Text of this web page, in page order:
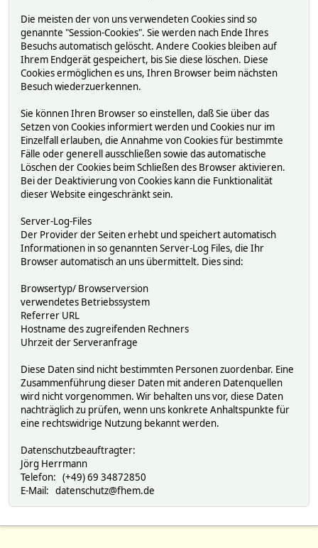
Die meisten der von uns verwendeten Cookies sind so
genannte "Session-Cookies". Sie werden nach Ende Ihres
Besuchs automatisch gelöscht. Andere Cookies bleiben auf
Ihrem Endgerät gespeichert, bis Sie diese löschen. Diese
Cookies ermöglichen es uns, Ihren Browser beim nächsten
Besuch wiederzuerkennen.
Sie können Ihren Browser so einstellen, daß Sie über das
Setzen von Cookies informiert werden und Cookies nur im
Einzelfall erlauben, die Annahme von Cookies für bestimmte
Fälle oder generell ausschließen sowie das automatische
Löschen der Cookies beim Schließen des Browser aktivieren.
Bei der Deaktivierung von Cookies kann die Funktionalität
dieser Website eingeschränkt sein.
Server-Log-Files
Der Provider der Seiten erhebt und speichert automatisch
Informationen in so genannten Server-Log Files, die Ihr
Browser automatisch an uns übermittelt. Dies sind:
Browsertyp/ Browserversion
verwendetes Betriebssystem
Referrer URL
Hostname des zugreifenden Rechners
Uhrzeit der Serveranfrage
Diese Daten sind nicht bestimmten Personen zuordenbar. Eine
Zusammenführung dieser Daten mit anderen Datenquellen
wird nicht vorgenommen. Wir behalten uns vor, diese Daten
nachträglich zu prüfen, wenn uns konkrete Anhaltspunkte für
eine rechtswidrige Nutzung bekannt werden.
Datenschutzbeauftragter:
Jörg Herrmann
Telefon: (+49) 69 34872850
E-Mail: datenschutz@fhem.de